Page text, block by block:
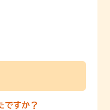
ですか？